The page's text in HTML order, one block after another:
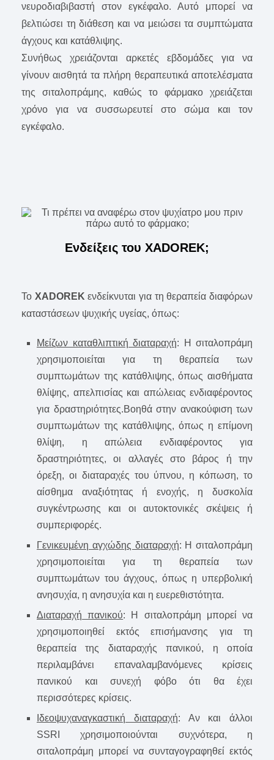
νευροδιαβιβαστή στον εγκέφαλο. Αυτό μπορεί να
βελτιώσει τη διάθεση και να μειώσει τα συμπτώματα
άγχους και κατάθλιψης.
Συνήθως χρειάζονται αρκετές εβδομάδες για να
γίνουν αισθητά τα πλήρη θεραπευτικά αποτελέσματα
της σιταλοπράμης, καθώς το φάρμακο χρειάζεται
χρόνο για να συσσωρευτεί στο σώμα και τον
εγκέφαλο.
Ενδείξεις του XADOREK;
To XADOREKενδείκνυται για τη θεραπεία διαφόρων
καταστάσεων ψυχικής υγείας, όπως:
Μείζων καταθλιπτική διαταραχή: Η σιταλοπράμη
χρησιμοποιείται για τη θεραπεία των
συμπτωμάτων της κατάθλιψης, όπως αισθήματα
θλίψης, απελπισίας και απώλειας ενδιαφέροντος
για δραστηριότητες.Βοηθά στην ανακούφιση των
συμπτωμάτων της κατάθλιψης, όπως η επίμονη
θλίψη, η απώλεια ενδιαφέροντος για
δραστηριότητες, οι αλλαγές στο βάρος ή την
όρεξη, οι διαταραχές του ύπνου, η κόπωση, το
αίσθημα αναξιότητας ή ενοχής, η δυσκολία
συγκέντρωσης και οι αυτοκτονικές σκέψεις ή
συμπεριφορές.
Γενικευμένη αγχώδης διαταραχή: Η σιταλοπράμη
χρησιμοποιείται για τη θεραπεία των
συμπτωμάτων του άγχους, όπως η υπερβολική
ανησυχία, η ανησυχία και η ευερεθιστότητα.
Διαταραχή πανικού: Η σιταλοπράμη μπορεί να
χρησιμοποιηθεί εκτός επισήμανσης για τη
θεραπεία της διαταραχής πανικού, η οποία
περιλαμβάνει επαναλαμβανόμενες κρίσεις
πανικού και συνεχή φόβο ότι θα έχει
περισσότερες κρίσεις.
Ιδεοψυχαναγκαστική διαταραχή: Αν και άλλοι
SSRI χρησιμοποιούνται συχνότερα, η
σιταλοπράμη μπορεί να συνταγογραφηθεί εκτός